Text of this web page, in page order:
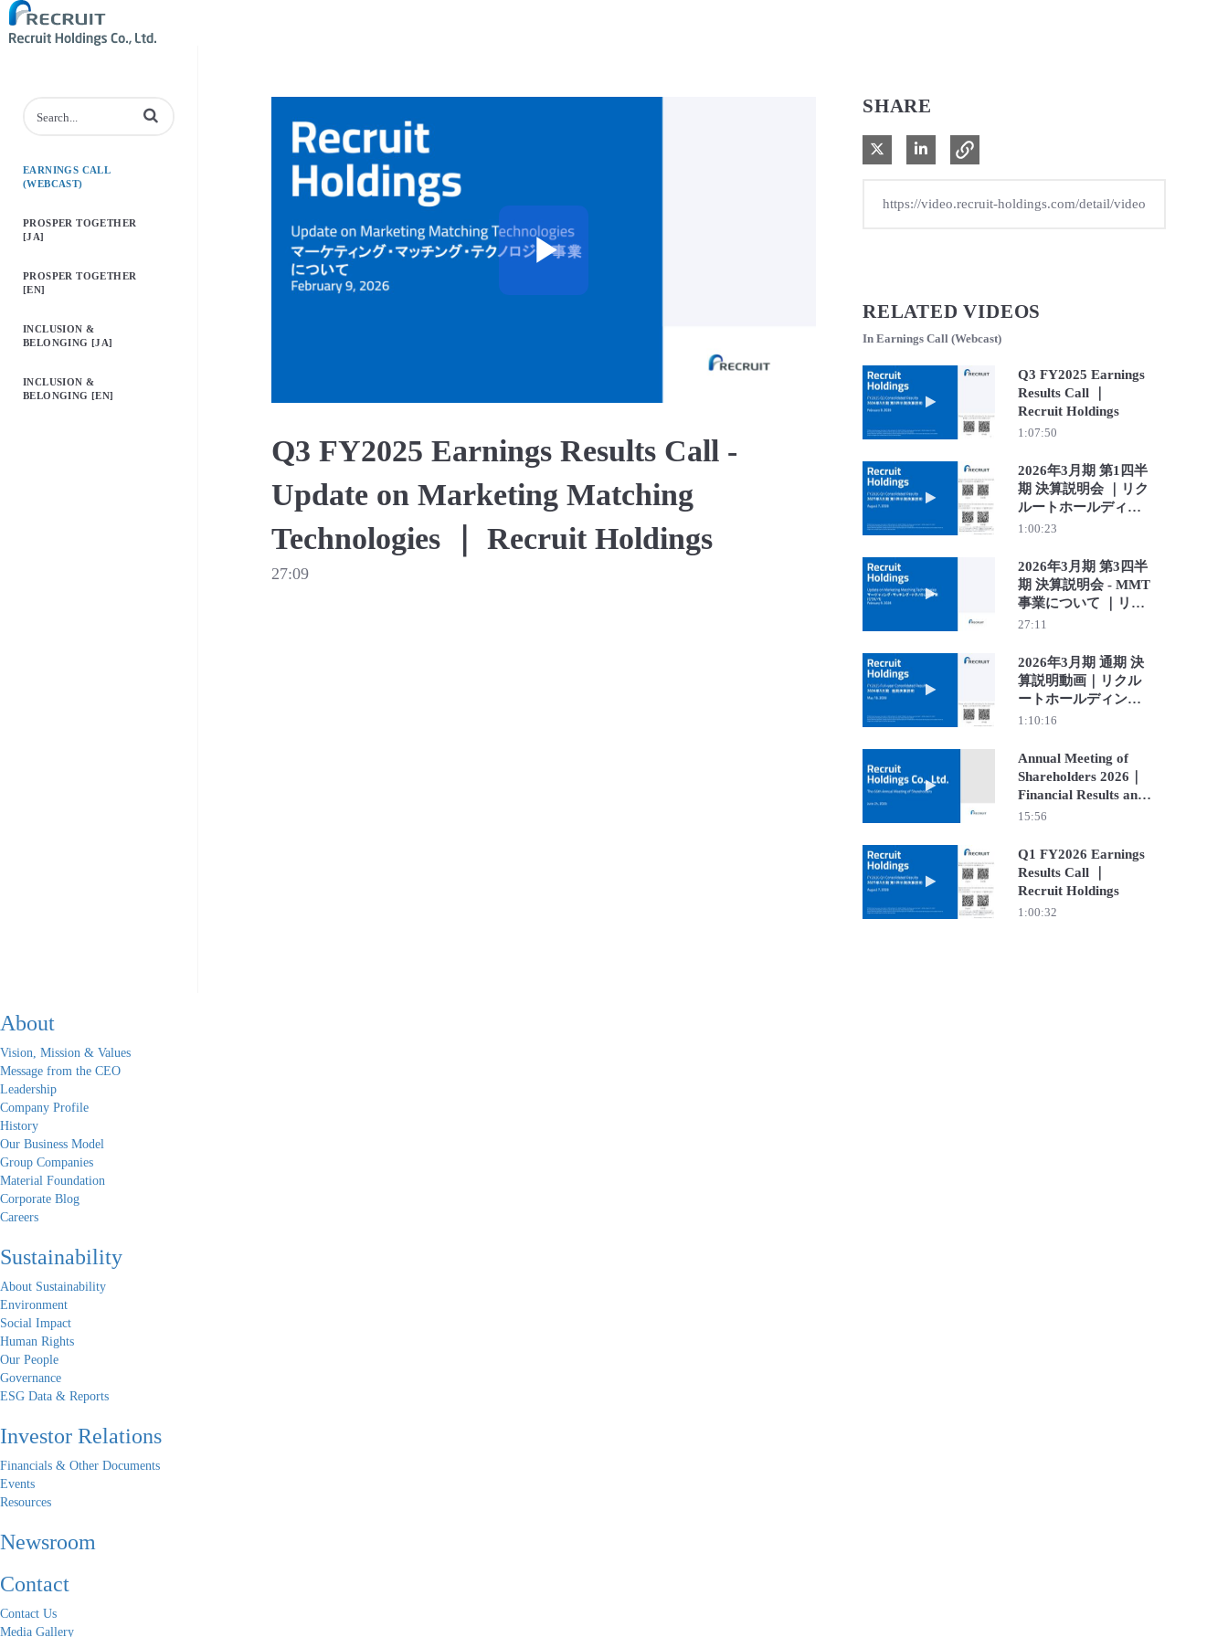
Enter terms to search videos
EARNINGS CALL
(WEBCAST)
PROSPER TOGETHER
[JA]
PROSPER TOGETHER
[EN]
INCLUSION &
BELONGING [JA]
INCLUSION &
BELONGING [EN]
Q3 FY2025 Earnings Results Call -
Update on Marketing Matching
Technologies ｜ Recruit Holdings
27:09
SHARE
Share on XShare on LinkedIn
RELATED VIDEOS
In Earnings Call (Webcast)
Play video Q3 FY2025 Earnings Results Call ｜
Q3 FY2025 Earnings
Results Call ｜
Recruit Holdings
1:07:50
Play video 2026年3月期 第1四半期 決算説明会 ｜
2026年3月期 第1四半
期 決算説明会 ｜リク
ルートホールディン
グス
1:00:23
Play video 2026年3月期 第3四半期 決算説明会 -
2026年3月期 第3四半
期 決算説明会 - MMT
事業について ｜リク
ルートホールディン
27:11
Play video 2026年3月期 通期 決算説明動画｜リク
2026年3月期 通期 決
算説明動画｜リクル
ートホールディング
ス
1:10:16
Play video Annual Meeting of Shareholders 2026｜
Annual Meeting of
Shareholders 2026｜
Financial Results and
Business Strategies｜
15:56
Play video Q1 FY2026 Earnings Results Call ｜
Q1 FY2026 Earnings
Results Call ｜
Recruit Holdings
1:00:32
About
Vision, Mission & Values
Message from the CEO
Leadership
Company Profile
History
Our Business Model
Group Companies
Material Foundation
Corporate Blog
Careers
Sustainability
About Sustainability
Environment
Social Impact
Human Rights
Our People
Governance
ESG Data & Reports
Investor Relations
Financials & Other Documents
Events
Resources
Newsroom
Contact
Contact Us
Media Gallery